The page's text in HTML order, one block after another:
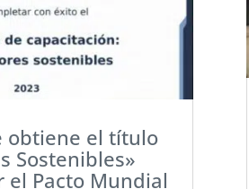
obtiene el título
Sostenibles»
el Pacto Mundial